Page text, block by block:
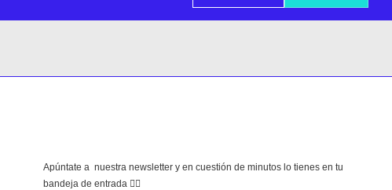
Apúntate a nuestra newsletter y en cuestión de minutos lo tienes en tu
bandeja de entrada 👇🏻